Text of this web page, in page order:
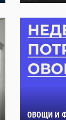
ОВОЩИ И